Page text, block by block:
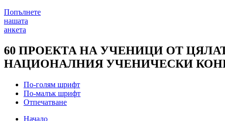
Попълнете
нашата
анкета
60 ПРОЕКТА НА УЧЕНИЦИ ОТ
НАЦИОНАЛНИЯ УЧЕНИЧЕСКИ
По-голям шрифт
По-малък шрифт
Отпечатване
Начало